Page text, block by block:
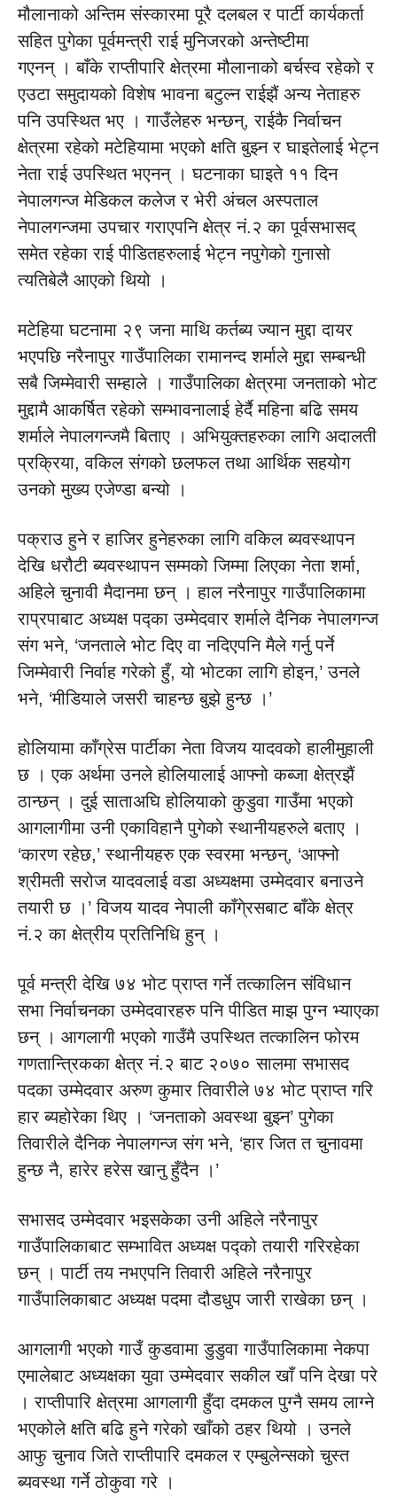
मौलानाको अन्तिम संस्कारमा पूरै दलबल र पार्टी कार्यकर्ता
सहित पुगेका पूर्वमन्त्री राई मुनिजरको अन्तेष्टीमा
गएनन् । बाँके राप्तीपारि क्षेत्रमा मौलानाको बर्चस्व रहेको र
एउटा समुदायको विशेष भावना बटुल्न राईझैं अन्य नेताहरु
पनि उपस्थित भए । गाउँलेहरु भन्छन्, राईकै निर्वाचन
क्षेत्रमा रहेको मटेहियामा भएको क्षति बुझ्न र घाइतेलाई भेट्न
नेता राई उपस्थित भएनन् । घटनाका घाइते ११ दिन
नेपालगन्ज मेडिकल कलेज र भेरी अंचल अस्पताल
नेपालगन्जमा उपचार गराएपनि क्षेत्र नं.२ का पूर्वसभासद्
समेत रहेका राई पीडितहरुलाई भेट्न नपुगेको गुनासो
त्यतिबेलै आएको थियो ।
मटेहिया घटनामा २९ जना माथि कर्तब्य ज्यान मुद्दा दायर
भएपछि नरैनापुर गाउँपालिका रामानन्द शर्माले मुद्दा सम्बन्धी
सबै जिम्मेवारी सम्हाले । गाउँपालिका क्षेत्रमा जनताको भोट
मुद्दामै आकर्षित रहेको सम्भावनालाई हेर्दै महिना बढि समय
शर्माले नेपालगन्जमै बिताए । अभियुक्तहरुका लागि अदालती
प्रक्रिया, वकिल संगको छलफल तथा आर्थिक सहयोग
उनको मुख्य एजेण्डा बन्यो ।
पक्राउ हुने र हाजिर हुनेहरुका लागि वकिल ब्यवस्थापन
देखि धरौटी ब्यवस्थापन सम्मको जिम्मा लिएका नेता शर्मा,
अहिले चुनावी मैदानमा छन् । हाल नरैनापुर गाउँपालिकामा
राप्रपाबाट अध्यक्ष पद्का उम्मेदवार शर्माले दैनिक नेपालगन्ज
संग भने, ‘जनताले भोट दिए वा नदिएपनि मैले गर्नु पर्ने
जिम्मेवारी निर्वाह गरेको हुँ, यो भोटका लागि होइन,’ उनले
भने, ‘मीडियाले जसरी चाहन्छ बुझे हुन्छ ।’
होलियामा काँग्रेस पार्टीका नेता विजय यादवको हालीमुहाली
छ । एक अर्थमा उनले होलियालाई आफ्नो कब्जा क्षेत्रझैं
ठान्छन् । दुई साताअघि होलियाको कुडुवा गाउँमा भएको
आगलागीमा उनी एकाविहानै पुगेको स्थानीयहरुले बताए ।
‘कारण रहेछ,’ स्थानीयहरु एक स्वरमा भन्छन्, ‘आफ्नो
श्रीमती सरोज यादवलाई वडा अध्यक्षमा उम्मेदवार बनाउने
तयारी छ ।’ विजय यादव नेपाली काँगे्रसबाट बाँके क्षेत्र
नं.२ का क्षेत्रीय प्रतिनिधि हुन् ।
पूर्व मन्त्री देखि ७४ भोट प्राप्त गर्ने तत्कालिन संविधान
सभा निर्वाचनका उम्मेदवारहरु पनि पीडित माझ पुग्न भ्याएका
छन् । आगलागी भएको गाउँमै उपस्थित तत्कालिन फोरम
गणतान्त्रिकका क्षेत्र नं.२ बाट २०७० सालमा सभासद
पदका उम्मेदवार अरुण कुमार तिवारीले ७४ भोट प्राप्त गरि
हार ब्यहोरेका थिए । ‘जनताको अवस्था बुझ्न’ पुगेका
तिवारीले दैनिक नेपालगन्ज संग भने, ‘हार जित त चुनावमा
हुन्छ नै, हारेर हरेस खानु हुँदैन ।’
सभासद उम्मेदवार भइसकेका उनी अहिले नरैनापुर
गाउँपालिकाबाट सम्भावित अध्यक्ष पद्को तयारी गरिरहेका
छन् । पार्टी तय नभएपनि तिवारी अहिले नरैनापुर
गाउँपालिकाबाट अध्यक्ष पदमा दौडधुप जारी राखेका छन् ।
आगलागी भएको गाउँ कुडवामा डुडुवा गाउँपालिकामा नेकपा
एमालेबाट अध्यक्षका युवा उम्मेदवार सकील खाँ पनि देखा परे
। राप्तीपारि क्षेत्रमा आगलागी हुँदा दमकल पुग्नै समय लाग्ने
भएकोले क्षति बढि हुने गरेको खाँको ठहर थियो । उनले
आफु चुनाव जिते राप्तीपारि दमकल र एम्बुलेन्सको चुस्त
ब्यवस्था गर्ने ठोकुवा गरे ।